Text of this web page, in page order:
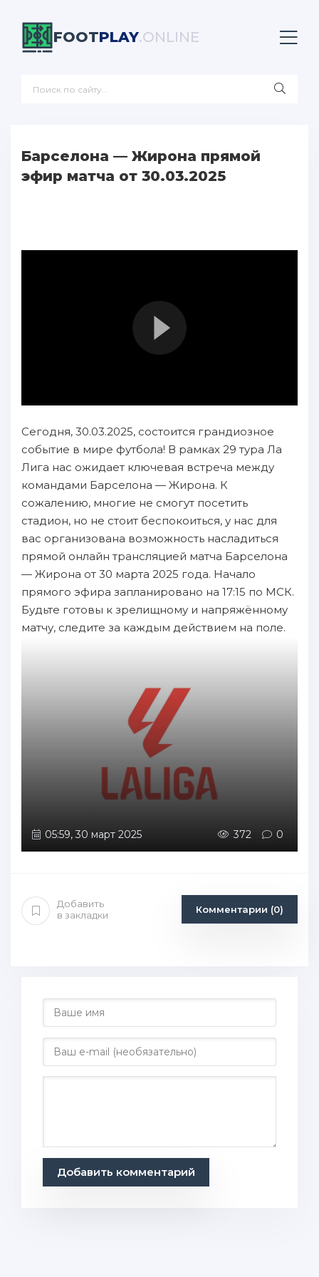
FOOTPLAY.ONLINE
Барселона — Жирона прямой
эфир матча от 30.03.2025
Сегодня, 30.03.2025, состоится грандиозное
событие в мире футбола! В рамках 29 тура Ла
Лига нас ожидает ключевая встреча между
командами Барселона — Жирона. К
сожалению, многие не смогут посетить
стадион, но не стоит беспокоиться, у нас для
вас организована возможность насладиться
прямой онлайн трансляцией матча Барселона
— Жирона от 30 марта 2025 года. Начало
прямого эфира запланировано на 17:15 по МСК.
Будьте готовы к зрелищному и напряжённому
матчу, следите за каждым действием на поле.
05:59, 30 март 2025 372 0
Добавить
в закладки
Комментарии (0)
Добавить комментарий